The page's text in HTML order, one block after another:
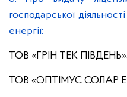
господарської
енергії:
ТОВ «ГРІН ТЕК ПІВДЕНЬ»;
ТОВ «ОПТІМУС СОЛАР